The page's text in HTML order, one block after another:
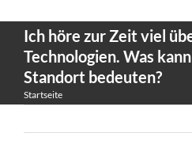
Ich höre zur Zeit viel
Technologien. Was
Standort bedeuten?
Startseite